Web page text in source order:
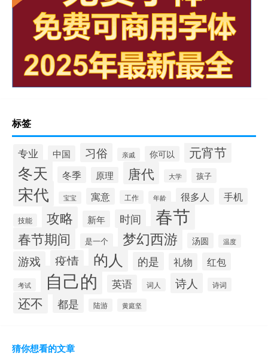
标签
专业 中国 习俗 亲戚 你可以 元宵节
冬天 冬季 原理 唐代 大学 孩子
宋代 宝宝 寓意 工作 年龄 很多人 手机
技能 攻略 新年 时间 春节
春节期间 是一个 梦幻西游 汤圆 温度
游戏 疫情 的人 的是 礼物 红包
考试 自己的 英语 词人 诗人 诗词
还不 都是 陆游 黄庭坚
猜你想看的文章